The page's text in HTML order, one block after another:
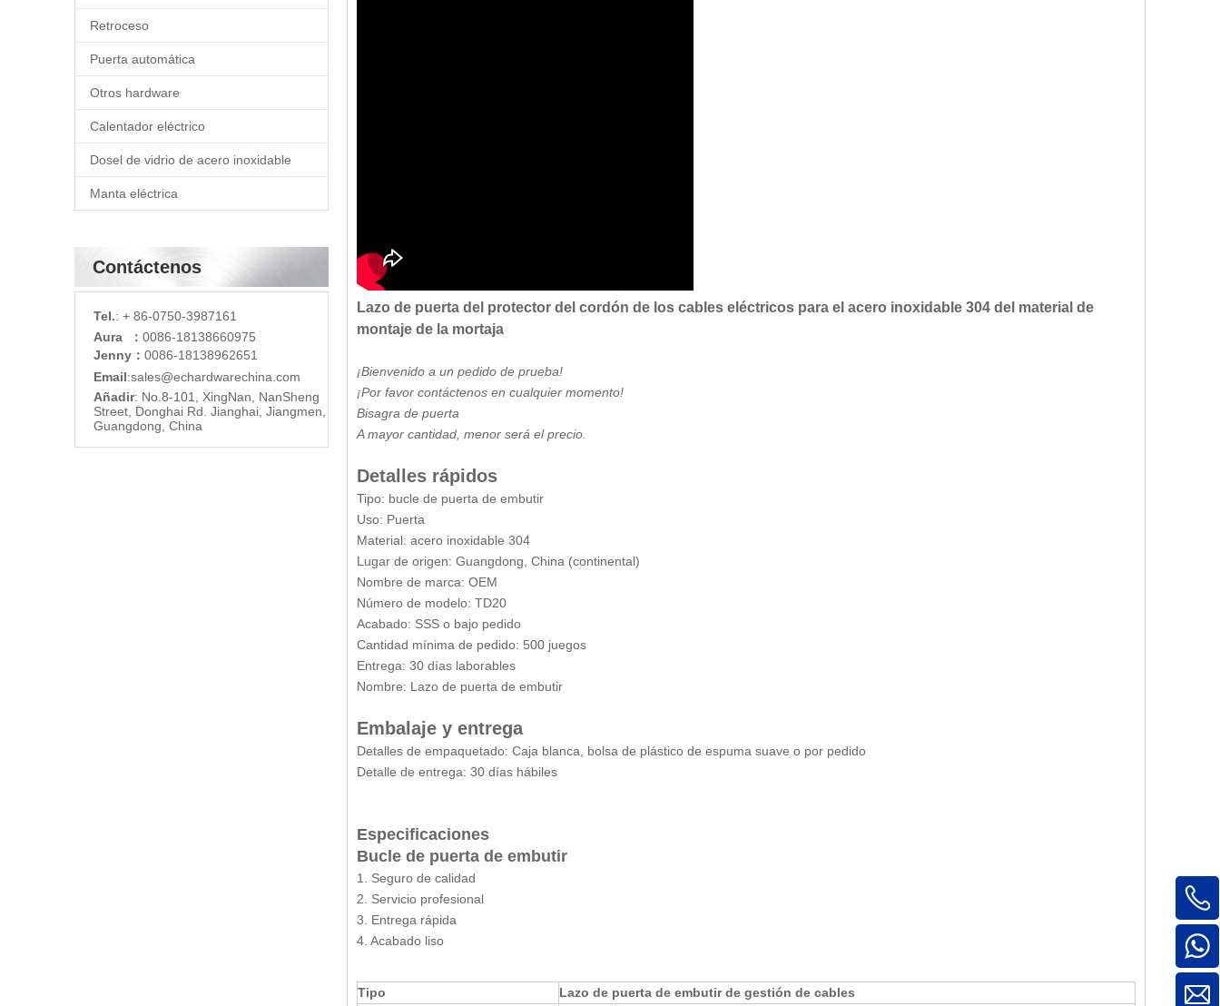
Retroceso
Puerta automática
Otros hardware
Calentador eléctrico
Dosel de vidrio de acero inoxidable
Manta eléctrica
Contáctenos
Tel.: + 86-0750-3987161
Aura ： 0086-18138660975
Jenny： 0086-18138962651
Email:sales@echardwarechina.com
Añadir: No.8-101, XingNan, NanSheng
Street, Donghai Rd. Jianghai, Jiangmen,
Guangdong, China
Lazo de puerta del protector del cordón de los cables eléctricos para el acero inoxidable 304 del material de
montaje de la mortaja
¡Bienvenido a un pedido de prueba!
¡Por favor contáctenos en cualquier momento!
Bisagra de puerta
A mayor cantidad, menor será el precio.
Detalles rápidos
Tipo: bucle de puerta de embutir
Uso: Puerta
Material: acero inoxidable 304
Lugar de origen: Guangdong, China (continental)
Nombre de marca: OEM
Número de modelo: TD20
Acabado: SSS o bajo pedido
Cantidad mínima de pedido: 500 juegos
Entrega: 30 días laborables
Nombre: Lazo de puerta de embutir
Embalaje y entrega
Detalles de empaquetado: Caja blanca, bolsa de plástico de espuma suave o por pedido
Detalle de entrega: 30 días hábiles
Especificaciones
Bucle de puerta de embutir
1. Seguro de calidad
2. Servicio profesional
3. Entrega rápida
4. Acabado liso
Tipo
Lazo de puerta de embutir de gestión de cables